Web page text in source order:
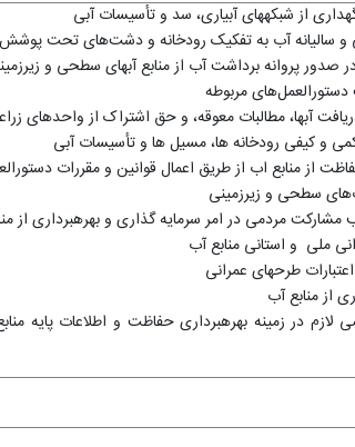
از شبکه­های آبیاری، سد و تأسیسات آبی
و سالیانه آب به تفکیک رودخانه و دشت‌های تحت پوشش
صدور پروانه برداشت آب از منابع آبهای سطحی و
دستورالعمل‌های مربوطه
دریافت آبها، مطالبات معوقه، و حق اشتراک از واحدهای
و کیفی رودخانه ها، مسیل ها و تأسیسات آبی
از منابع اب از طریق اعمال قوانین و مقررات
سطحی و زیرزمینی
مشارکت مردمی در امر سرمایه گذاری و بهره­برداری از
ملی و استانی منابع آب
طرحهای عمرانی
از منابع آب
در زمینه بهره­برداری حفاظت و اطلاعات پایه